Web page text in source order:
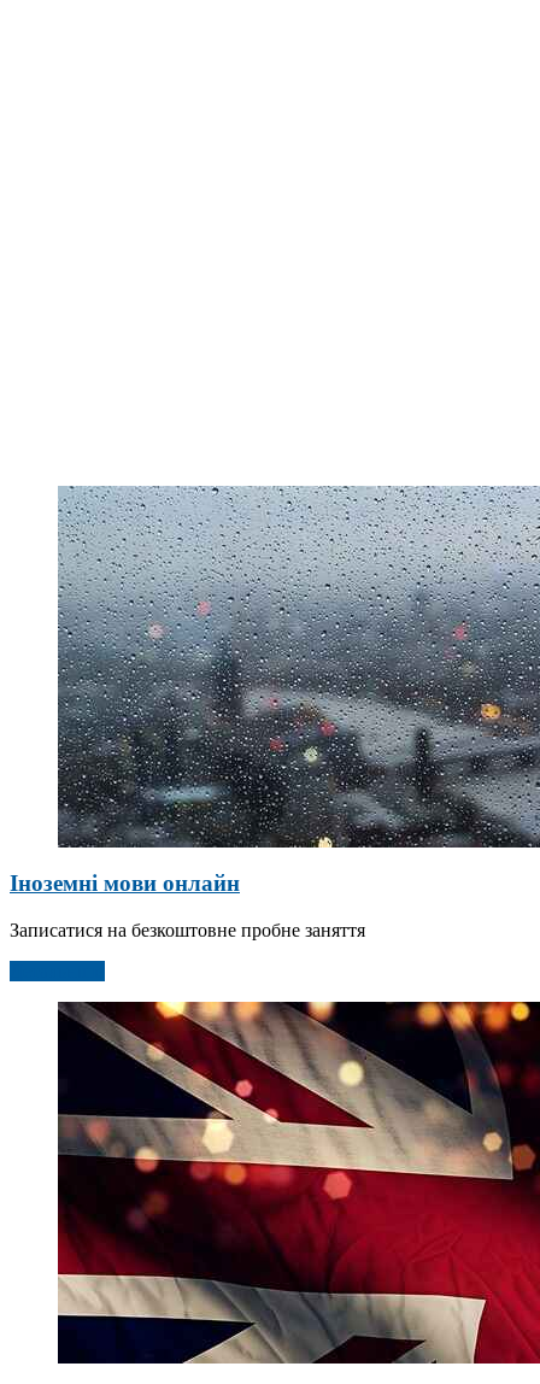
Іноземні мови онлайн
Записатися на безкоштовне пробне заняття